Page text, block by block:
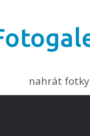
nahrát fotky